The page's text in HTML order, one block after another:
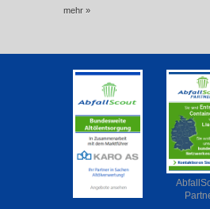
mehr »